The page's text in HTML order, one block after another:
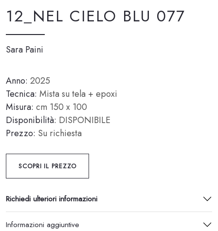
12_NEL CIELO BLU 077
Sara Paini
Anno: 2025
Tecnica: Mista su tela + epoxi
Misura: cm 150 x 100
Disponibilità: DISPONIBILE
Prezzo: Su richiesta
SCOPRI IL PREZZO
Richiedi ulteriori informazioni
Informazioni aggiuntive